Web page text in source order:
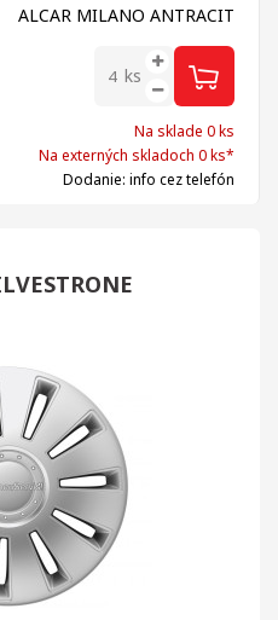
ALCAR MILANO ANTRACIT
ks
Na sklade 0 ks
Na externých skladoch 0 ks*
Dodanie: info cez telefón